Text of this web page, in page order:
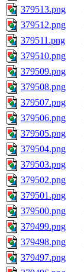
379513.png
379512.png
379511.png
379510.png
379509.png
379508.png
379507.png
379506.png
379505.png
379504.png
379503.png
379502.png
379501.png
379500.png
379499.png
379498.png
379497.png